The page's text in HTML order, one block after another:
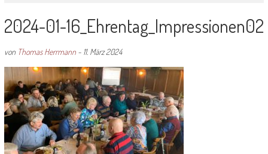
2024-01-16_Ehrentag_Impressionen02
von Thomas Herrmann- 11. März 2024